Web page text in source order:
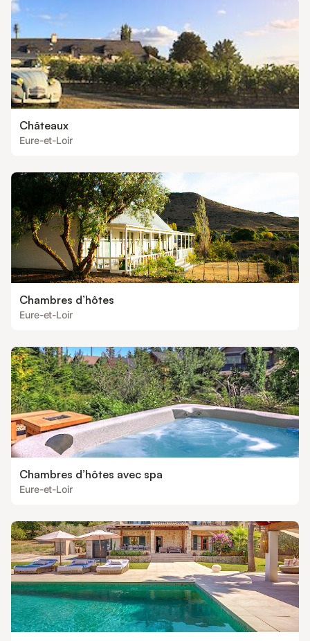
Châteaux
Eure-et-Loir
Chambres d’hôtes
Eure-et-Loir
Chambres d’hôtes avec spa
Eure-et-Loir